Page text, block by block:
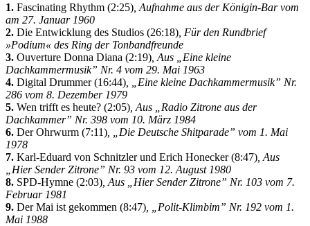
1. Fascinating Rhythm (2:25) , Aufnahme aus der Königin-Bar vom
am 27. Januar 1960
2. Die Entwicklung des Studios (26:18) , Für den Rundbrief
»Podium« des Ring der Tonbandfreunde
3. Ouverture Donna Diana (2:19) , Aus „Eine kleine
Dachkammermusik” Nr. 4 vom 29. Mai 1963
4. Digital Drummer (16:44) , „Eine kleine Dachkammermusik” Nr.
286 vom 8. Dezember 1979
5. Wen trifft es heute? (2:05) , Aus „Radio Zitrone aus der
Dachkammer” Nr. 398 vom 10. März 1984
6. Der Ohrwurm (7:11) , „Die Deutsche Shitparade” vom 1. Mai
1978
7. Karl-Eduard von Schnitzler und Erich Honecker (8:47) , Aus
„Hier Sender Zitrone” Nr. 93 vom 12. August 1980
8. SPD-Hymne (2:03) , Aus „Hier Sender Zitrone” Nr. 103 vom 7.
Februar 1981
9. Der Mai ist gekommen (8:47) , „Polit-Klimbim” Nr. 192 vom 1.
Mai 1988